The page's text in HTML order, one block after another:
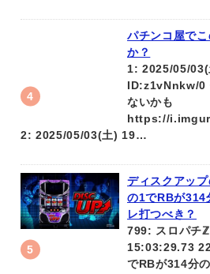
パチンコ屋で
か？
1: 2025/05/
ID:z1vNnkw/0
ないかも
https://
2: 2025/05/03(土) 19…
ディスクアッ
の1でRBが314
レ打つべき？
799: スロパチ
15:03:29.73
でRBが314分